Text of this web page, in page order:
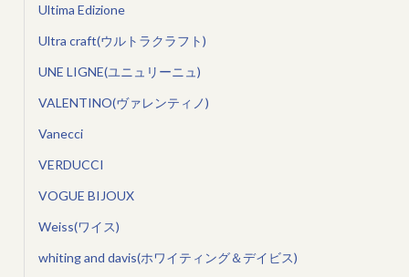
Ultima Edizione
Ultra craft(ウルトラクラフト)
UNE LIGNE(ユニュリーニュ)
VALENTINO(ヴァレンティノ)
Vanecci
VERDUCCI
VOGUE BIJOUX
Weiss(ワイス)
whiting and davis(ホワイティング＆デイビス)